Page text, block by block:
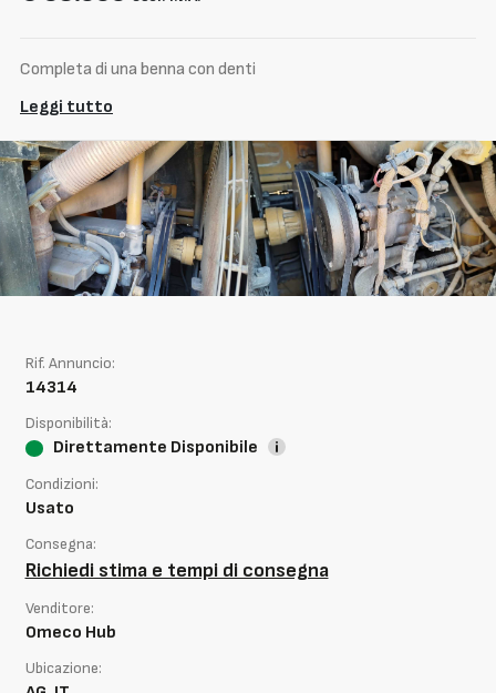
Completa di una benna con denti
Leggi tutto
Rif. Annuncio:
14314
Disponibilità:
Direttamente Disponibile
Condizioni:
Usato
Consegna:
Richiedi stima e tempi di consegna
Venditore:
Omeco Hub
Ubicazione: